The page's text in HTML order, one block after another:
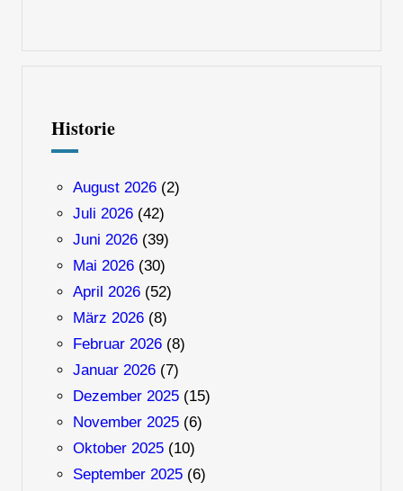
Historie
August 2026(2)
Juli 2026(42)
Juni 2026(39)
Mai 2026(30)
April 2026(52)
März 2026(8)
Februar 2026(8)
Januar 2026(7)
Dezember 2025(15)
November 2025(6)
Oktober 2025(10)
September 2025(6)